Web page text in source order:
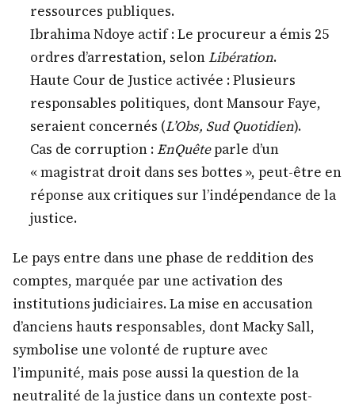
ressources publiques.
Ibrahima Ndoye actif : Le procureur a émis 25
ordres d’arrestation, selonLibération.
Haute Cour de Justice activée : Plusieurs
responsables politiques, dont Mansour Faye,
seraient concernés (L’Obs, Sud Quotidien).
Cas de corruption :EnQuêteparle d’un
« magistrat droit dans ses bottes », peut-être en
réponse aux critiques sur l’indépendance de la
justice.
Le pays entre dans une phase de reddition des
comptes, marquée par une activation des
institutions judiciaires. La mise en accusation
d’anciens hauts responsables, dont Macky Sall,
symbolise une volonté de rupture avec
l’impunité, mais pose aussi la question de la
neutralité de la justice dans un contexte post-